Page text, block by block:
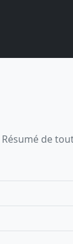
Résumé de